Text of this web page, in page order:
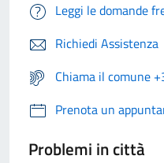
Leggi le domande
Richiedi Assistenza
Chiama il comune
Prenota un
Problemi in città